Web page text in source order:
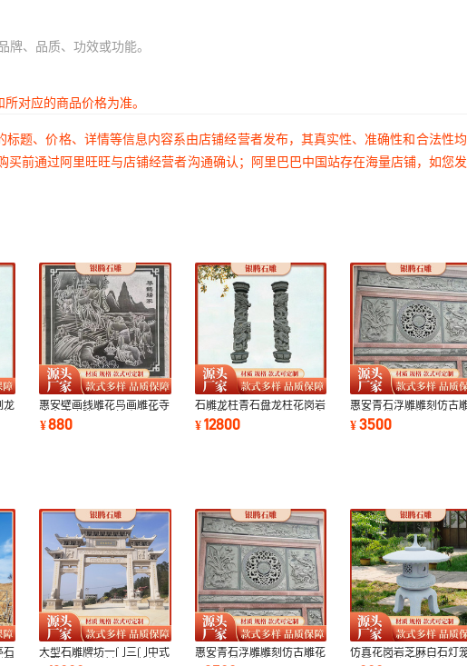
、品质、功效或功能。
对应的商品价格为准。
题、价格、详情等信息内容系由店铺经营者发布，其真实性、准确性和合法性
前通过阿里旺旺与店铺经营者沟通确认；阿里巴巴中国站存在海量店铺，如您
龙
惠安壁画线雕花鸟画雕花寺
庙中式庭院古建筑山西黑大
理石雕刻仿古
¥880
石雕龙柱青石盘龙柱花岗岩
石材雕刻龙凤柱公园广场文
化柱
¥12800
惠安青石浮雕雕刻仿古
背景墙镂空装饰中式复
祠堂寺庙雕刻
¥3500
石
墅
大型石雕牌坊一门三门中式
古雕刻花岗岩村口石牌坊广
惠安青石浮雕雕刻仿古雕花
背景墙镂空装饰中式复古宗
仿真花岗岩芝麻白石灯
式景观摆件庭院装饰品